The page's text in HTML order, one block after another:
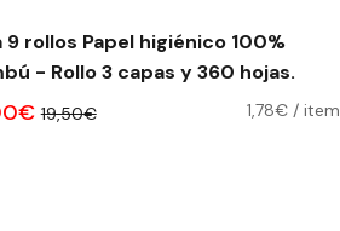
9 rollos Papel higiénico 100%
- Rollo 3 capas y 360 hojas.
19,50€ 1,78€ / item